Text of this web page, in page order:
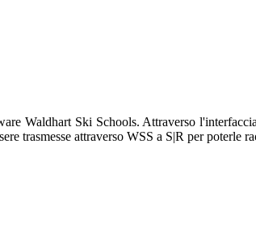
Waldhart Ski Schools. Attraverso
trasmesse attraverso WSS a S|R per